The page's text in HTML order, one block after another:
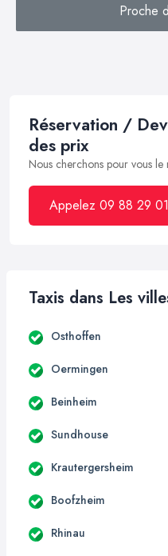
Proche
Réservation /
des prix
Nous cherchons pour vous
Appelez 09 88 29
Taxis dans Les
Osthoffen
Oermingen
Beinheim
Sundhouse
Krautergersheim
Boofzheim
Rhinau